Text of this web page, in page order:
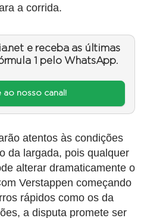
a corrida.
e receba as últimas
1 pelo WhatsApp.
ao nosso canal!
atentos às condições
da largada, pois qualquer
alterar dramaticamente o
Verstappen começando
rápidos como os da
a disputa promete ser